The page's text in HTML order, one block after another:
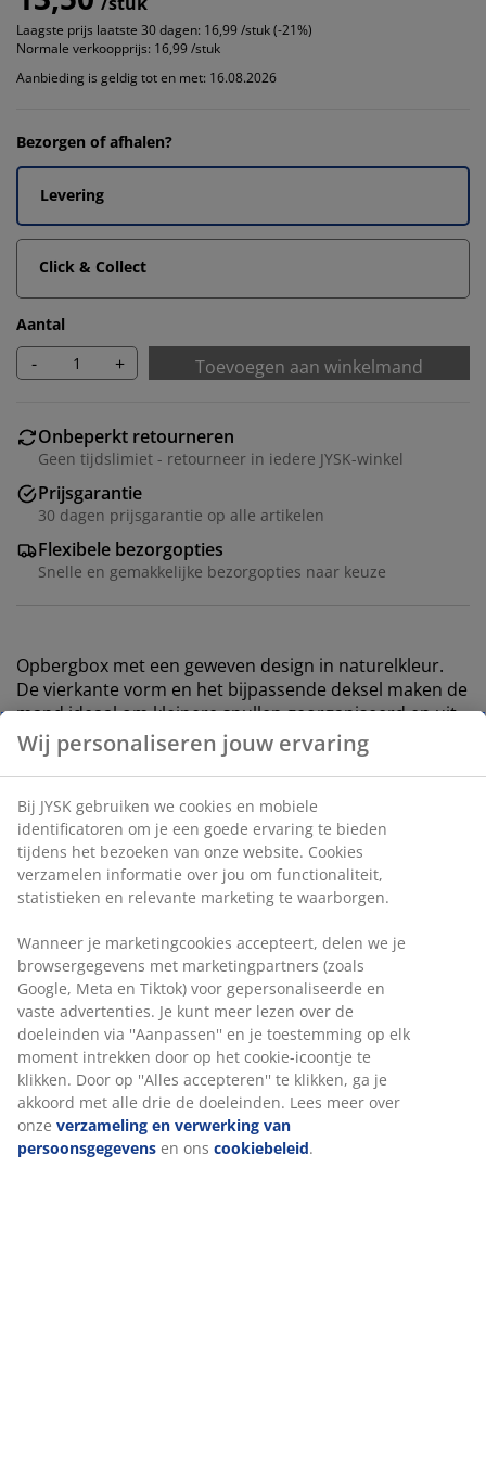
Laagste prijs laatste 30 dagen: 16,99 /stuk (-21%)
Normale verkoopprijs: 16,99 /stuk
Aanbieding is geldig tot en met: 16.08.2026
Bezorgen of afhalen?
Levering
Click & Collect
Aantal
- + Toevoegen aan winkelmand
Onbeperkt retourneren
Geen tijdslimiet - retourneer in iedere JYSK-winkel
Prijsgarantie
30 dagen prijsgarantie op alle artikelen
Flexibele bezorgopties
Snelle en gemakkelijke bezorgopties naar keuze
Opbergbox met een geweven design in naturelkleur.
De vierkante vorm en het bijpassende deksel maken de
mand ideaal om kleinere spullen georganiseerd en uit
het zicht op te bergen op schappen of in kasten. B26 x
L26 x H17 cm
Artikelnummer: 4912868
Beoordelingen
(0
Levering
Wij personaliseren jouw ervaring
Bij JYSK gebruiken we cookies en mobiele
identificatoren om je een goede ervaring te bieden
tijdens het bezoeken van onze website. Cookies
verzamelen informatie over jou om functionaliteit,
statistieken en relevante marketing te waarborgen.
Wanneer je marketingcookies accepteert, delen we je
browsergegevens met marketingpartners (zoals
Google, Meta en Tiktok) voor gepersonaliseerde en
vaste advertenties. Je kunt meer lezen over de
doeleinden via ''Aanpassen'' en je toestemming op elk
moment intrekken door op het cookie-icoontje te
klikken. Door op ''Alles accepteren'' te klikken, ga je
akkoord met alle drie de doeleinden. Lees meer over
onze verzameling en verwerking van
persoonsgegevens en ons cookiebeleid.